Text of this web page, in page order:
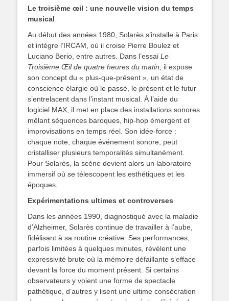
Le troisième œil : une nouvelle vision du temps
musical
Au début des années 1980, Solarès s’installe à Paris
et intègre l’IRCAM, où il croise Pierre Boulez et
Luciano Berio, entre autres. Dans l’essai Le
Troisième Œil de quatre heures du matin , il expose
son concept du « plus-que-présent », un état de
conscience élargie où le passé, le présent et le futur
s’entrelacent dans l’instant musical. À l’aide du
logiciel MAX, il met en place des installations sonores
mêlant séquences baroques, hip-hop émergent et
improvisations en temps réel. Son idée-force :
chaque note, chaque événement sonore, peut
cristalliser plusieurs temporalités simultanément.
Pour Solarès, la scène devient alors un laboratoire
immersif où se télescopent les esthétiques et les
époques.
Expérimentations ultimes et controverses
Dans les années 1990, diagnostiqué avec la maladie
d’Alzheimer, Solarès continue de travailler à l’aube,
fidélisant à sa routine créative. Ses performances,
parfois limitées à quelques minutes, révèlent une
expressivité brute où la mémoire défaillante s’efface
devant la force du moment présent. Si certains
observateurs y voient une forme de spectacle
pathétique, d’autres y lisent une ultime consécration